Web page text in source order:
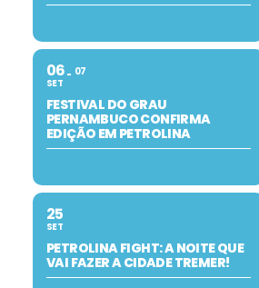
06
SET
07
FESTIVAL DO GRAU
PERNAMBUCO CONFIRMA
EDIÇÃO EM PETROLINA
25
SET
PETROLINA FIGHT: A NOITE QUE
VAI FAZER A CIDADE TREMER!